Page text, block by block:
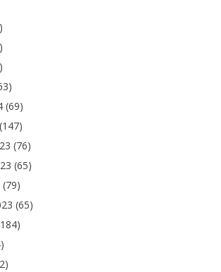
(69)
(147)
(76)
(65)
(79)
(65)